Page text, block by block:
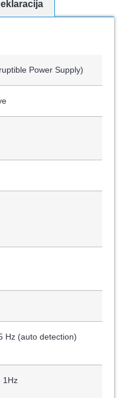
Power Supply)
Hz (auto detection)
1Hz